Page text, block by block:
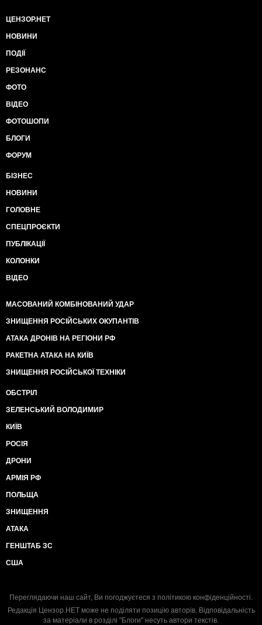
ЦЕНЗОР.НЕТ
НОВИНИ
ПОДІЇ
РЕЗОНАНС
ФОТО
ВІДЕО
ФОТОШОПИ
БЛОГИ
ФОРУМ
БІЗНЕС
НОВИНИ
ГОЛОВНЕ
СПЕЦПРОЄКТИ
ПУБЛІКАЦІЇ
КОЛОНКИ
ВІДЕО
МАСОВАНИЙ КОМБІНОВАНИЙ УДАР
ЗНИЩЕННЯ РОСІЙСЬКИХ ОКУПАНТІВ
АТАКА ДРОНІВ НА РЕГІОНИ РФ
РАКЕТНА АТАКА НА КИЇВ
ЗНИЩЕННЯ РОСІЙСЬКОЇ ТЕХНІКИ
ОБСТРІЛ
ЗЕЛЕНСЬКИЙ ВОЛОДИМИР
КИЇВ
РОСІЯ
ДРОНИ
АРМІЯ РФ
ПОЛЬЩА
ЗНИЩЕННЯ
АТАКА
ГЕНШТАБ ЗС
США
Переглядаючи наш сайт, Ви погоджуєтеся з політикою конфіденційності.
Редакція Цензор.НЕТ може не поділяти позицію авторів. Відповідальність
за матеріали в розділі "Блоги" несуть автори текстів.